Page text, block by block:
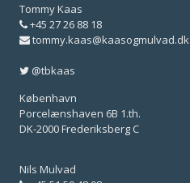
Tommy Kaas
+45 27 26 88 18
tommy.kaas@kaasogmulvad.dk
@tbkaas
København
Porcelænshaven 6B 1.th.
DK-2000 Frederiksberg C
Nils Mulvad